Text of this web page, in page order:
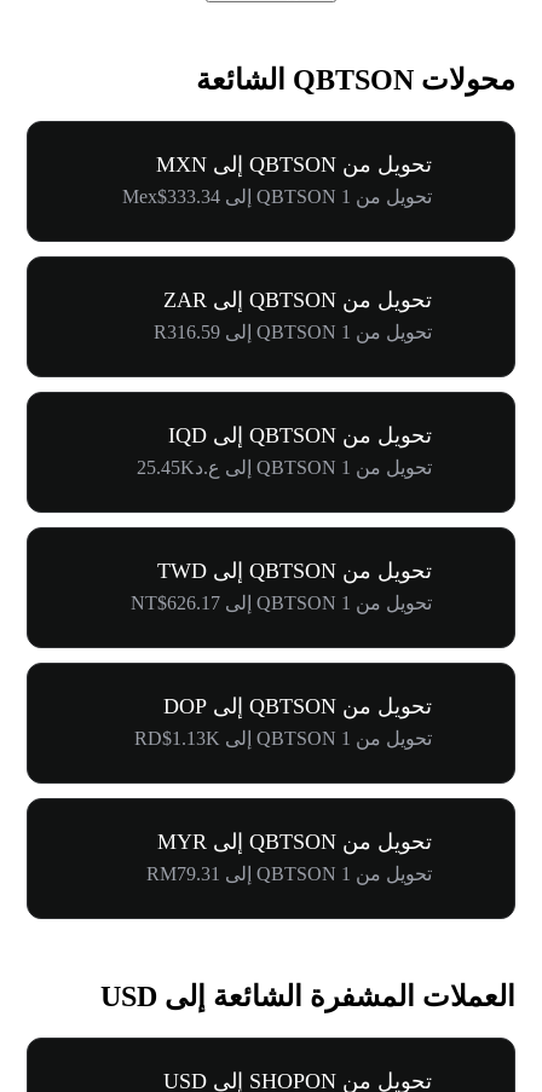
محولات QBTSON الشائعة
تحويل من QBTSON إلى MXN
تحويل من 1 QBTSON إلى Mex$333.34
تحويل من QBTSON إلى ZAR
تحويل من 1 QBTSON إلى R316.59
تحويل من QBTSON إلى IQD
تحويل من 1 QBTSON إلى ع.د25.45K
تحويل من QBTSON إلى TWD
تحويل من 1 QBTSON إلى NT$626.17
تحويل من QBTSON إلى DOP
تحويل من 1 QBTSON إلى RD$1.13K
تحويل من QBTSON إلى MYR
تحويل من 1 QBTSON إلى RM79.31
العملات المشفرة الشائعة إلى USD
تحويل من SHOPON إلى USD